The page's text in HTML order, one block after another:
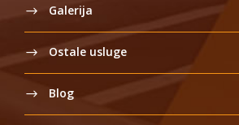
Galerija
Ostale usluge
Blog